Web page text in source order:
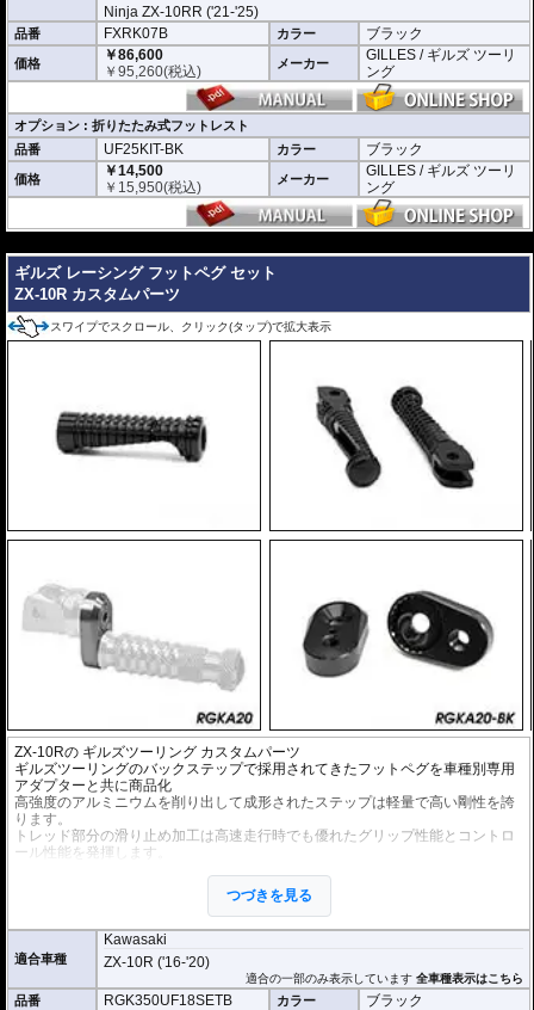
Ninja ZX-10RR ('21-'25)
品番 FXRK07B カラー ブラック
価格
￥86,600
￥95,260(税込) メーカー
GILLES / ギルズ ツーリ
ング
オプション : 折りたたみ式フットレスト
品番
UF25KIT-BK カラー ブラック
価格
￥14,500
￥ 15,950(税込) メーカー
GILLES / ギルズ ツーリ
ング
ギルズ レーシング フットペグ セット
ZX-10R カスタムパーツ
スワイプでスクロール、クリック(タップ)で拡大表示
ZX-10Rの ギルズツーリング カスタムパーツ
ギルズツーリングのバックステップで採用されてきたフットペグを車種別専用
アダプターと共に商品化
高強度のアルミニウムを削り出して成形されたステップは軽量で高い剛性を誇
ります。
トレッド部分の滑り止め加工は高速走行時でも優れたグリップ性能とコントロ
ール性能を発揮します。
オプションの拡張キットを使用することにより、ペグ位置を24ポジションから
ライディングスタイルに合わせて調整が可能になります。
つづきを見る
適合車種
Kawasaki
ZX-10R ('16-'20)
適合の一部のみ表示しています全車種表示はこちら
品番 RGK350UF18SETB カラー ブラック